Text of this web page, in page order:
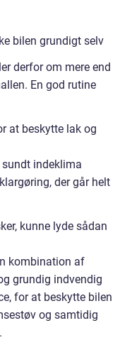
bilen grundigt selv
derfor om mere end
En god rutine
at beskytte lak og
indeklima
der går helt
kunne lyde sådan
kombination af
grundig indvendig
for at beskytte bilen
og samtidig